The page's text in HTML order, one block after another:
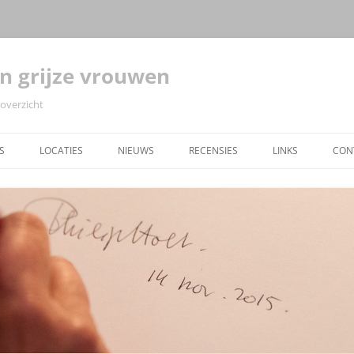
grijze vrouwen
LOCATIES NIEUWS RECENSIES LINKS